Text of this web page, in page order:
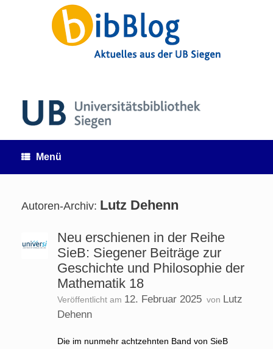
Menü
Autoren-Archiv: Lutz Dehenn
Neu erschienen in der Reihe
SieB: Siegener Beiträge zur
Geschichte und Philosophie der
Mathematik 18
Veröffentlicht am 12. Februar 2025 von Lutz
Dehenn
Die im nunmehr achtzehnten Band von SieB